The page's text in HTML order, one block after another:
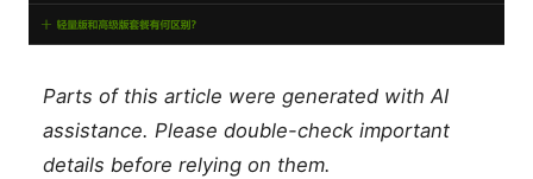
Parts of this article were generated with AI
assistance. Please double-check important
details before relying on them.